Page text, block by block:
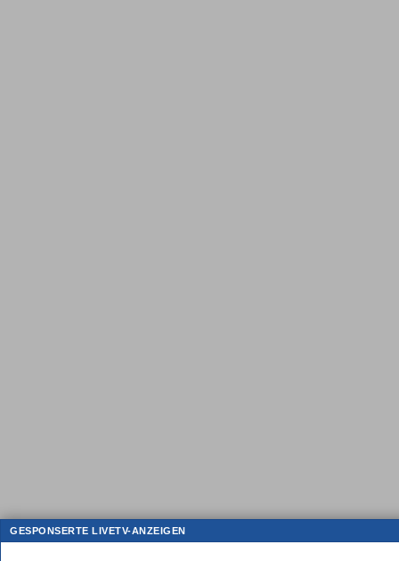
GESPONSERTE LIVETV-ANZEIGEN